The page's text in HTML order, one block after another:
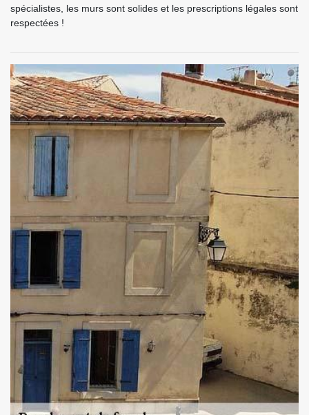
spécialistes, les murs sont solides et les prescriptions légales sont
respectées !